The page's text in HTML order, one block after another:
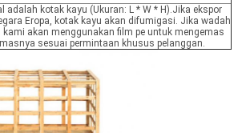
adalah kotak kayu (Ukuran: L * W * H).Jika ekspor
Eropa, kotak kayu akan difumigasi. Jika wadah
kami akan menggunakan film pe untuk mengemas
sesuai permintaan khusus pelanggan.